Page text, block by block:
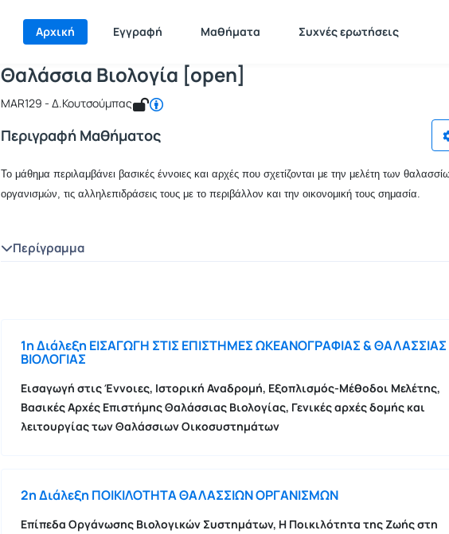
Αρχική Εγγραφή Μαθήματα Συχνές ερωτήσεις
Αρχική Σελίδα Θαλάσσια Βιολογία [open]
Μάθημα : Θαλάσσια Βιολογία [open]
Κωδικός : MAR129
Θαλάσσια Βιολογία [open]
MAR129 - Δ.Κουτσούμπας
Περιγραφή Μαθήματος
Το μάθημα περιλαμβάνει βασικές έννοιες και αρχές που σχετίζονται με την μελέτη των
οργανισμών, τις αλληλεπιδράσεις τους με το περιβάλλον και την οικονομική τους σημασία.
Περίγραμμα
1η Διάλεξη ΕΙΣΑΓΩΓΗ ΣΤΙΣ ΕΠΙΣΤΗΜΕΣ ΩΚΕΑΝΟΓΡΑΦΙΑΣ & ΘΑΛΑΣΣΙΑΣ
ΒΙΟΛΟΓΙΑΣ
Εισαγωγή στις Έννοιες, Ιστορική Αναδρομή, Εξοπλισμός-Μέθοδοι Μελέτης,
Βασικές Αρχές Επιστήμης Θαλάσσιας Βιολογίας, Γενικέςαρχές δομής και
λειτουργίαςτωνΘαλάσσιων Οικοσυστημάτων
2η Διάλεξη ΠΟΙΚΙΛΟΤΗΤΑ ΘΑΛΑΣΣΙΩΝ ΟΡΓΑΝΙΣΜΩΝ
Επίπεδα Οργάνωσης Βιολογικών Συστημάτων, Η Ποικιλότητα της Ζωής στη